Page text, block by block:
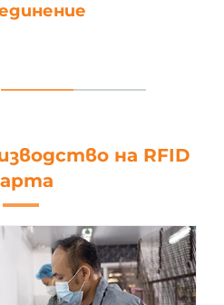
4. Щанцоване
на RFID